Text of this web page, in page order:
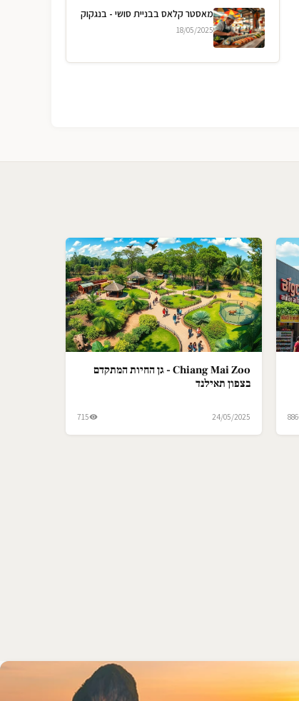
מאסטר קלאס בבניית סושי - בנגקוק
18/05/2025
886
Chiang Mai Zoo - גן החיות המתקדם
בצפון תאילנד
24/05/2025
715